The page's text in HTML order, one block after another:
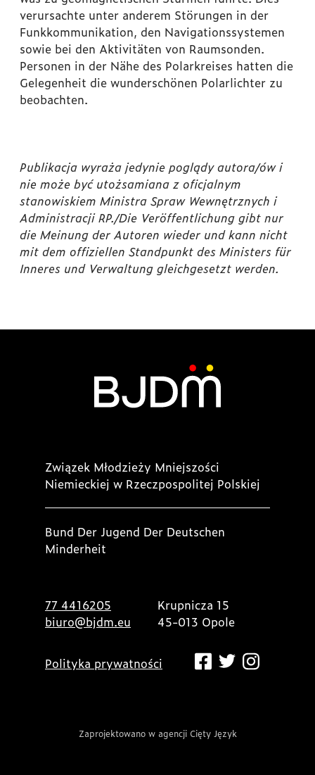
verursachte unter anderem Störungen in der
Funkkommunikation, den Navigationssystemen
sowie bei den Aktivitäten von Raumsonden.
Personen in der Nähe des Polarkreises hatten die
Gelegenheit die wunderschönen Polarlichter zu
beobachten.
Publikacja wyraża jedynie poglądy autora/ów i
nie może być utożsamiana z oficjalnym
stanowiskiem Ministra Spraw Wewnętrznych i
Administracji RP./Die Veröffentlichung gibt nur
die Meinung der Autoren wieder und kann nicht
mit dem offiziellen Standpunkt des Ministers für
Inneres und Verwaltung gleichgesetzt werden.
Związek Młodzieży Mniejszości
Niemieckiej w Rzeczpospolitej Polskiej
Bund Der Jugend Der Deutschen
Minderheit
77 4416205
biuro@bjdm.eu
Krupnicza 15
45-013 Opole
Polityka prywatności
Zaprojektowano w agencji Cięty Język